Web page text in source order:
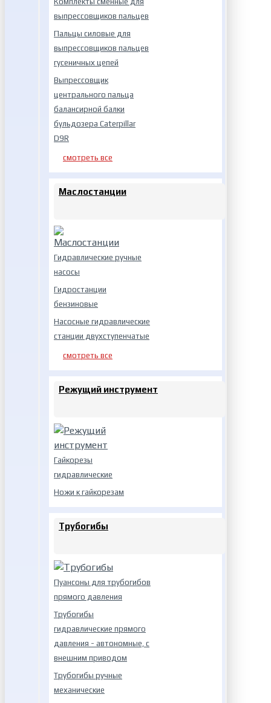
выпрессовщиков пальцев
Пальцы силовые для
выпрессовщиков пальцев
гусеничных цепей
Выпрессовщик
центрального пальца
балансирной балки
бульдозера Caterpillar
D9R
смотреть все
Маслостанции
Гидравлические ручные
насосы
Гидростанции
бензиновые
Насосные гидравлические
станции двухступенчатые
смотреть все
Режущий инструмент
Гайкорезы
гидравлические
Ножи к гайкорезам
Трубогибы
Пуансоны для трубогибов
прямого давления
Трубогибы
гидравлические прямого
давления - автономные, с
внешним приводом
Трубогибы ручные
механические